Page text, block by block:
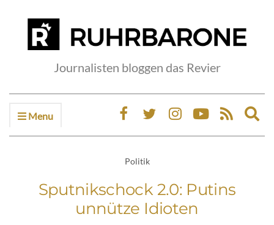
Journalisten bloggen das Revier
Menu
Politik
Sputnikschock 2.0: Putins
unnütze Idioten